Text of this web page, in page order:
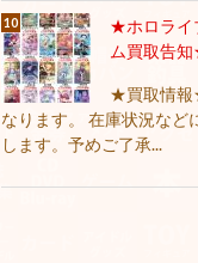
★ホロライ
ム買取告
★買取情報
なります。 在庫状況など
します。予めご了承...